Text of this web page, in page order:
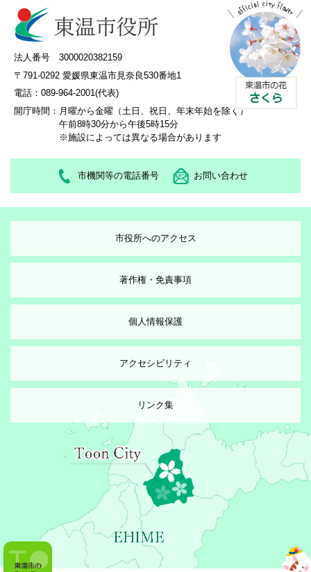
法人番号 3000020382159
〒791-0292 愛媛県東温市見奈良530番地1
電話：089-964-2001(代表)
開庁時間： 月曜から金曜（土日、祝日、年末年始を除く）
午前8時30分から午後5時15分
※施設によっては異なる場合があります
市機関等の電話番号 お問い合わせ
市役所へのアクセス
著作権・免責事項
個人情報保護
アクセシビリティ
リンク集